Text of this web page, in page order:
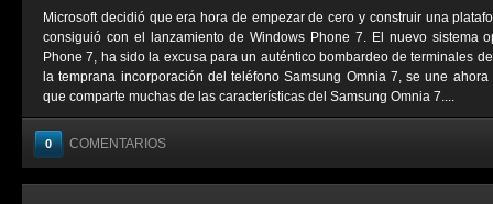
Microsoft decidió que era hora de empezar de cero y construir una
consiguió con el lanzamiento de Windows Phone 7. El nuevo sistema
Phone 7, ha sido la excusa para un auténtico bombardeo de terminales
la temprana incorporación del teléfono Samsung Omnia 7, se une
que comparte muchas de las características del Samsung Omnia 7....
0 COMENTARIOS